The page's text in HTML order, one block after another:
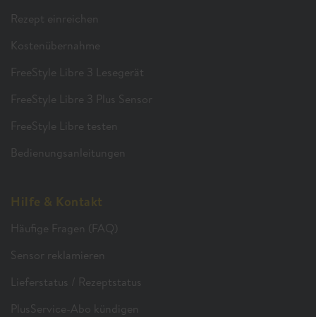
Rezept einreichen
Kostenübernahme
FreeStyle Libre 3 Lesegerät
FreeStyle Libre 3 Plus Sensor
FreeStyle Libre testen
Bedienungsanleitungen
Hilfe & Kontakt
Häufige Fragen (FAQ)
Sensor reklamieren
Lieferstatus / Rezeptstatus
PlusService-Abo kündigen